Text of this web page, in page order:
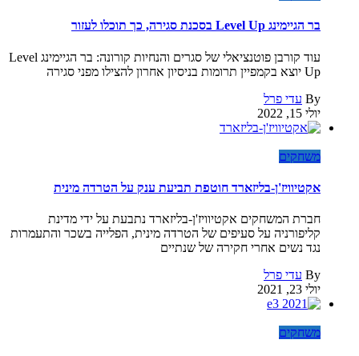
בר הגיימינג Level Up בסכנת סגירה, כך תוכלו לעזור
עוד קורבן פוטנציאלי של סגרים והנחיות קורונה: בר הגיימינג Level
Up יוצא בקמפיין תרומות בניסיון אחרון להצילו מפני סגירה
By עדי פרל
יולי 15, 2022
משחקים
אקטיוויז'ן-בליזארד חוטפת תביעת ענק על הטרדה מינית
חברת המשחקים אקטיוויז'ן-בליזארד נתבעת על ידי מדינת
קליפורניה על סעיפים של הטרדה מינית, הפלייה בשכר והתעמרות
נגד נשים אחרי חקירה של שנתיים
By עדי פרל
יולי 23, 2021
משחקים